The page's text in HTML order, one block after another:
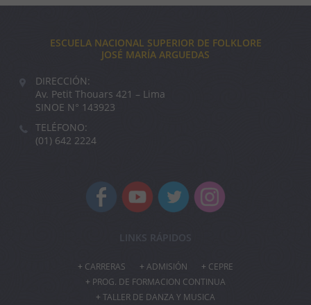
ESCUELA NACIONAL SUPERIOR DE FOLKLORE
JOSÉ MARÍA ARGUEDAS
DIRECCIÓN:
Av. Petit Thouars 421 – Lima
SINOE N° 143923
TELÉFONO:
(01) 642 2224
LINKS RÁPIDOS
CARRERAS ADMISIÓN
CEPRE
PROG. DE FORMACION CONTINUA
TALLER DE DANZA Y MUSICA